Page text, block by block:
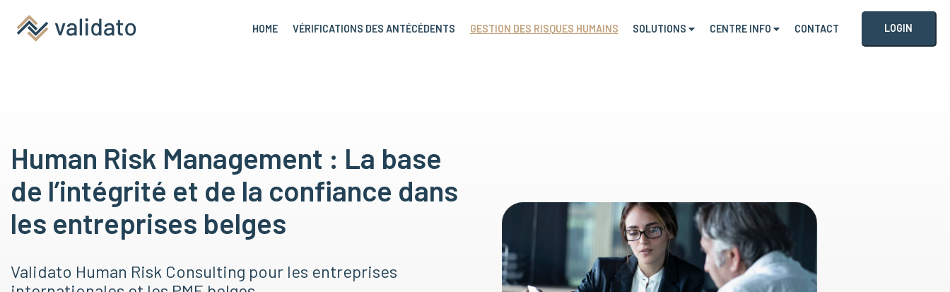
HOME VÉRIFICATIONS DES ANTÉCÉDENTS GESTION DES RISQUES HUMAINS SOLUTIONS CENTRE INFO CONTACT LOGIN
Human Risk Management : La base
de l’intégrité et de la confiance dans
les entreprises belges
Validato Human Risk Consulting pour les entreprises